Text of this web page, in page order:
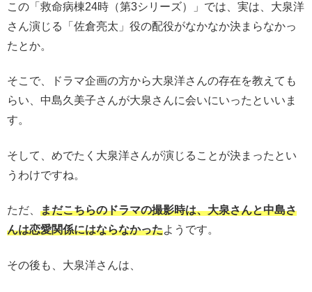
この「救命病棟24時（第3シリーズ）」では、実は、大泉洋
さん演じる「佐倉亮太」役の配役がなかなか決まらなかっ
たとか。
そこで、ドラマ企画の方から大泉洋さんの存在を教えても
らい、中島久美子さんが大泉さんに会いにいったといいま
す。
そして、めでたく大泉洋さんが演じることが決まったとい
うわけですね。
ただ、 まだこちらのドラマの撮影時は、大泉さんと中島さ
んは恋愛関係にはならなかったようです。
その後も、大泉洋さんは、